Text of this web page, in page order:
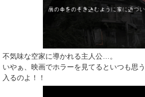
不気味な空家に導かれる主人公…。
いやぁ、映画でホラーを見てるといつも思
入るのよ！！